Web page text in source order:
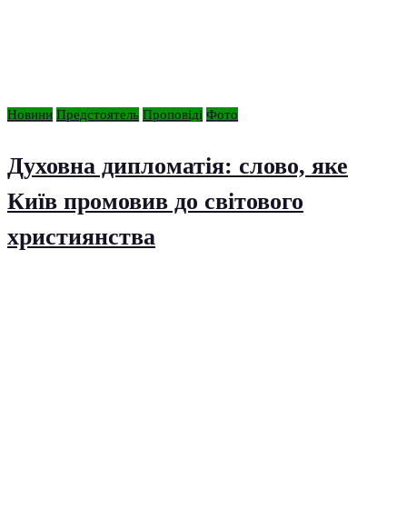
Новини Предстоятель Проповіді Фото
Духовна дипломатія: слово, яке
Київ промовив до світового
християнства